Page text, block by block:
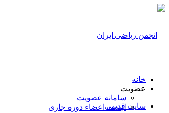
سایت قدیمی
خانه
عضویت
سامانه عضویت
لیست اعضاء دوره جاری